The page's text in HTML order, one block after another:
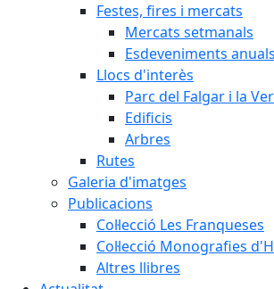
Festes, fires i mercats
Mercats setmanals
Esdeveniments anuals
Llocs d'interès
Parc del Falgar i la
Edificis
Arbres
Rutes
Galeria d'imatges
Publicacions
Col·lecció Les Franqueses
Col·lecció Monografies
Altres llibres